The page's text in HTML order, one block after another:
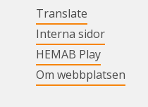
Translate
Interna sidorLänk till
HEMAB PlayLänk till
Om webbplatsen